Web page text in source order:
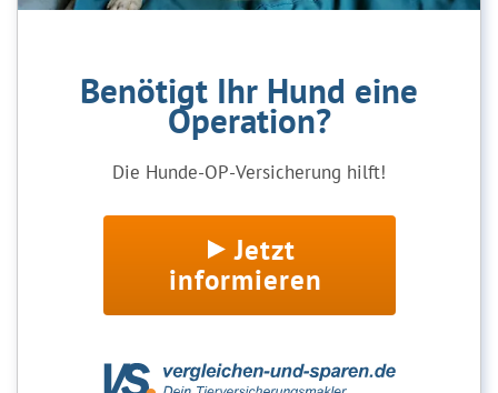
Benötigt Ihr Hund eine
Operation?
Die Hunde-OP-Versicherung hilft!
Jetzt
informieren